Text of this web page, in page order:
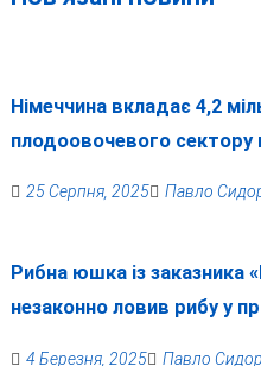
Німеччина вкладає 4,2
плодоовочевого сектору
25 Серпня, 2025 Павло
Рибна юшка із заказника
незаконно ловив рибу у
4 Березня, 2025 Павло